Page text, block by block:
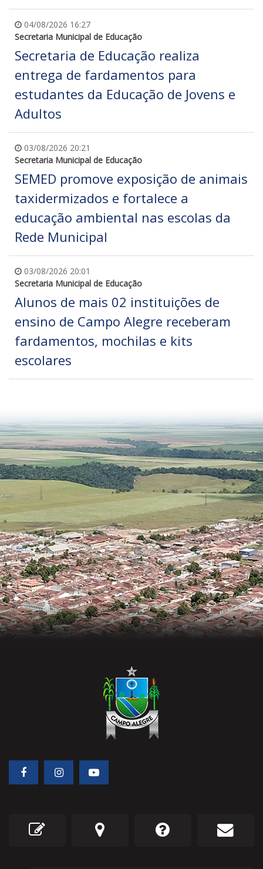
04/08/2026 16:27
Secretaria Municipal de Educação
Secretaria de Educação realiza
entrega de fardamentos para
estudantes da Educação de Jovens e
Adultos
03/08/2026 20:21
Secretaria Municipal de Educação
SEMED promove exposição de animais
taxidermizados e fortalece a
educação ambiental nas escolas da
Rede Municipal
03/08/2026 20:01
Secretaria Municipal de Educação
Alunos de mais 02 instituições de
ensino de Campo Alegre receberam
fardamentos, mochilas e kits
escolares